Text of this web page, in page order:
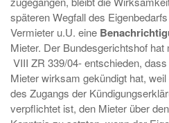
späteren Wegfall des
Vermieter u.U. eine
Mieter. Der Bundesgerichtshof
VIII ZR 339/04- entschieden,
Mieter wirksam gekündigt hat,
des Zugangs der
verpflichtet ist, den Mieter über